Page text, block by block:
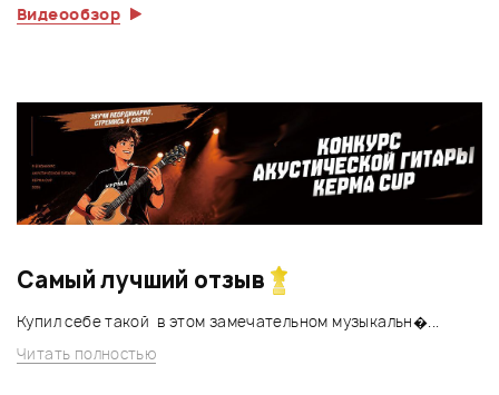
Видеообзор
Самый лучший отзыв
Купил себе такой в этом замечательном музыкальн�...
Читать полностью